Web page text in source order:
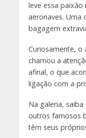
leve essa
aeronaves. Uma
bagagem
Curiosamente, o
chamou a
afinal, o que
ligação com a
Na galeria,
outros famosos
têm seus